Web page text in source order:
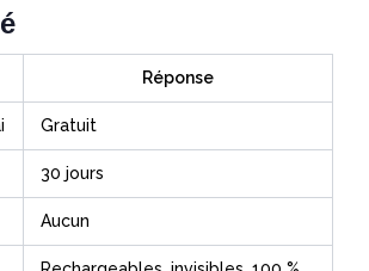
Réponse
Gratuit
30 jours
Aucun